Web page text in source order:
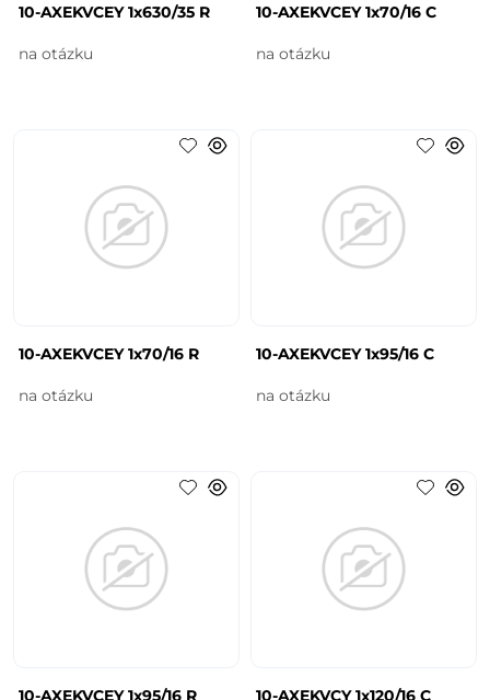
10-AXEKVCEY 1x630/35 R
na otázku
10-AXEKVCEY 1x70/16 C
na otázku
10-AXEKVCEY 1x70/16 R
na otázku
10-AXEKVCEY 1x95/16 C
na otázku
10-AXEKVCEY 1x95/16 R 10-AXEKVCY 1x120/16 C